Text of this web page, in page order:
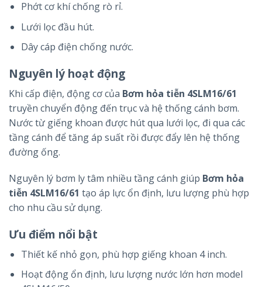
Phớt cơ khí chống rò rỉ.
Lưới lọc đầu hút.
Dây cáp điện chống nước.
Nguyên lý hoạt động
Khi cấp điện, động cơ của Bơm hỏa tiễn 4SLM16/61
truyền chuyển động đến trục và hệ thống cánh bơm.
Nước từ giếng khoan được hút qua lưới lọc, đi qua các
tầng cánh để tăng áp suất rồi được đẩy lên hệ thống
đường ống.
Nguyên lý bơm ly tâm nhiều tầng cánh giúp Bơm hỏa
tiễn 4SLM16/61 tạo áp lực ổn định, lưu lượng phù hợp
cho nhu cầu sử dụng.
Ưu điểm nổi bật
Thiết kế nhỏ gọn, phù hợp giếng khoan 4 inch.
Hoạt động ổn định, lưu lượng nước lớn hơn model